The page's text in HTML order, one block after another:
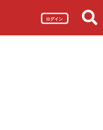
ログイン